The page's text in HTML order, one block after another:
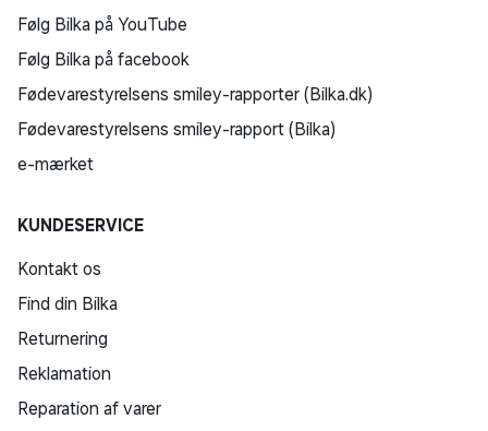
Følg Bilka på YouTube
Følg Bilka på facebook
Fødevarestyrelsens smiley-rapporter (Bilka.dk)
Fødevarestyrelsens smiley-rapport (Bilka)
e-mærket
KUNDESERVICE
Kontakt os
Find din Bilka
Returnering
Reklamation
Reparation af varer